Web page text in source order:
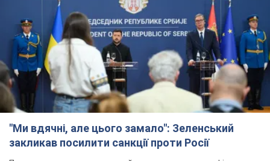
"Ми вдячні, але цього замало": Зеленський
закликав посилити санкції проти Росії